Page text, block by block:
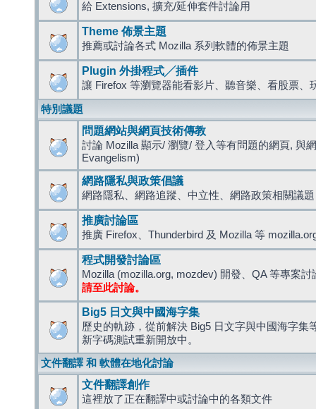
給 Extensions, 擴充/延伸套件討論用
Theme 佈景主題
推薦或討論各式 Mozilla 系列軟體的佈景主題
Plugin 外掛程式╱插件
讓 Firefox 等瀏覽器能看影片、聽音樂、看股票、
特別議題
問題網站與網頁技術傳教
討論 Mozilla 顯示/ 瀏覽/ 登入等有問題的網頁, 與
Evangelism)
網路隱私與政策倡議
網路隱私、網路追蹤、中立性、網路政策相關議題
推廣討論區
推廣 Firefox、Thunderbird 及 Mozilla 等
程式開發討論區
Mozilla (mozilla.org, mozdev) 開發、QA 等專案討
請至此討論。
Big5 日文與中國海字集
歷史的軌跡，從前解決 Big5 日文字與中國海字集
新字碼測試重新開放中。
文件翻譯 和 軟體在地化討論
文件翻譯創作
這裡放了正在翻譯中或討論中的各類文件